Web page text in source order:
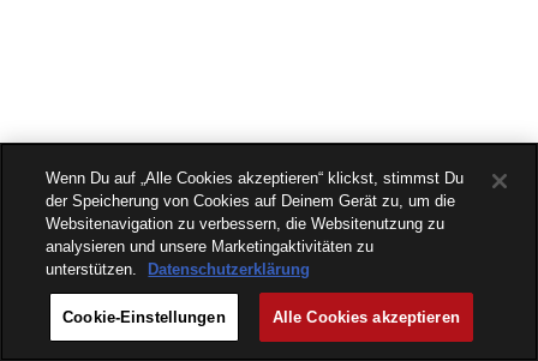
Wenn Du auf „Alle Cookies akzeptieren“ klickst, stimmst Du
der Speicherung von Cookies auf Deinem Gerät zu, um die
Websitenavigation zu verbessern, die Websitenutzung zu
analysieren und unsere Marketingaktivitäten zu
unterstützen.
Datenschutzerklärung
Cookie-Einstellungen Alle Cookies akzeptieren